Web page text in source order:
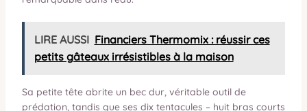
LIRE AUSSI Financiers Thermomix : réussir ces
petits gâteaux irrésistibles à la maison
Sa petite tête abrite un bec dur, véritable outil de
prédation, tandis que ses dix tentacules – huit bras courts